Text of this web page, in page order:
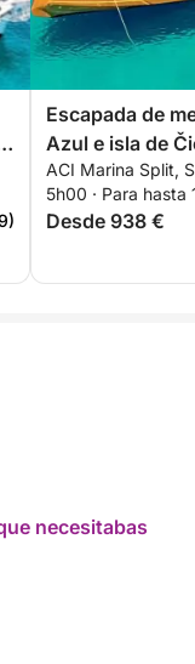
Escapada de
Azul e isla de
ACI Marina Split,
5h00 · Para hasta
Desde 938 €
necesitabas